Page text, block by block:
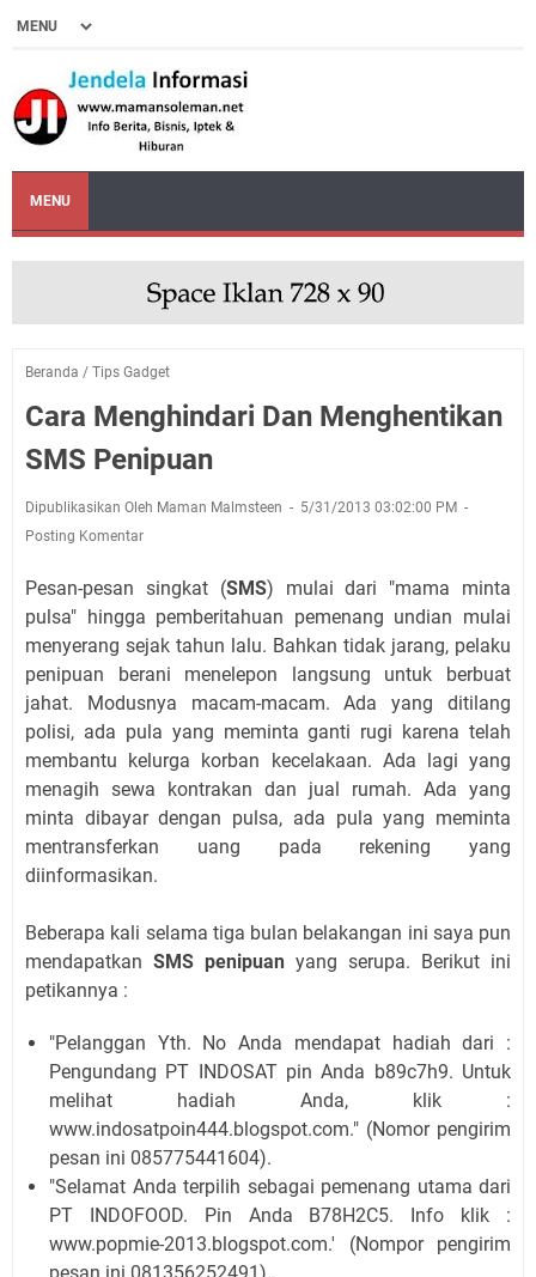
MENU
Beranda / Tips Gadget
Cara Menghindari Dan Menghentikan
SMS Penipuan
Dipublikasikan Oleh Maman Malmsteen
5/31/2013 03:02:00 PM
Posting Komentar
Pesan-pesan singkat (SMS) mulai dari "mama minta
pulsa" hingga pemberitahuan pemenang undian mulai
menyerang sejak tahun lalu. Bahkan tidak jarang, pelaku
penipuan berani menelepon langsung untuk berbuat
jahat. Modusnya macam-macam. Ada yang ditilang
polisi, ada pula yang meminta ganti rugi karena telah
membantu kelurga korban kecelakaan. Ada lagi yang
menagih sewa kontrakan dan jual rumah. Ada yang
minta dibayar dengan pulsa, ada pula yang meminta
mentransferkan uang pada rekening yang
diinformasikan.
Beberapa kali selama tiga bulan belakangan ini saya pun
mendapatkan SMS penipuan yang serupa. Berikut ini
petikannya :
"Pelanggan Yth. No Anda mendapat hadiah dari :
Pengundang PT INDOSAT pin Anda b89c7h9. Untuk
melihat hadiah Anda, klik :
www.indosatpoin444.blogspot.com." (Nomor pengirim
pesan ini 085775441604).
"Selamat Anda terpilih sebagai pemenang utama dari
PT INDOFOOD. Pin Anda B78H2C5. Info klik :
www.popmie-2013.blogspot.com.' (Nompor pengirim